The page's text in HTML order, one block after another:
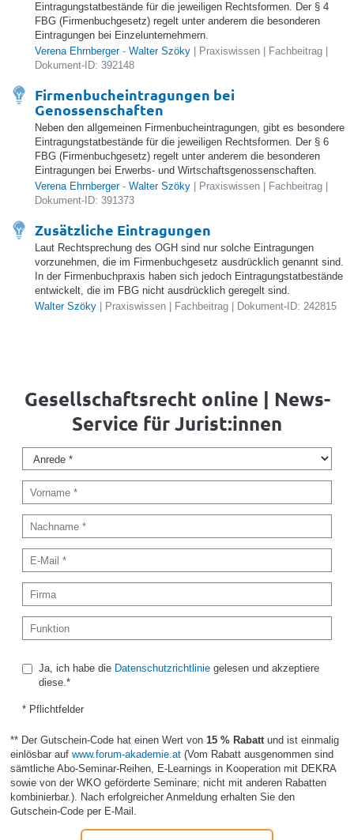
Eintragungstatbestände für die jeweiligen Rechtsformen. Der § 4
FBG (Firmenbuchgesetz) regelt unter anderem die besonderen
Eintragungen bei Einzelunternehmern.
Verena Ehrnberger-Walter Szöky | Praxiswissen | Fachbeitrag |
Dokument-ID: 392148
Firmenbucheintragungen bei
Genossenschaften
Neben den allgemeinen Firmenbucheintragungen, gibt es besondere
Eintragungstatbestände für die jeweiligen Rechtsformen. Der § 6
FBG (Firmenbuchgesetz) regelt unter anderem die besonderen
Eintragungen bei Erwerbs- und Wirtschaftsgenossenschaften.
Verena Ehrnberger-Walter Szöky | Praxiswissen | Fachbeitrag |
Dokument-ID: 391373
Zusätzliche Eintragungen
Laut Rechtsprechung des OGH sind nur solche Eintragungen
vorzunehmen, die im Firmenbuchgesetz ausdrücklich genannt sind.
In der Firmenbuchpraxis haben sich jedoch Eintragungstatbestände
entwickelt, die im FBG nicht ausdrücklich geregelt sind.
Walter Szöky | Praxiswissen | Fachbeitrag | Dokument-ID: 242815
Gesellschaftsrecht online | News-
Service für Jurist:innen
Ja, ich habe die Datenschutzrichtliniegelesen und akzeptiere
diese.*
* Pflichtfelder
** Der Gutschein-Code hat einen Wert von 15 % Rabatt und ist einmalig
einlösbar auf www.forum-akademie.at(Vom Rabatt ausgenommen sind
sämtliche Abo-Seminar-Reihen, E-Learnings in Kooperation mit DEKRA
sowie von der WKO geförderte Seminare; nicht mit anderen Rabatten
kombinierbar.). Nach erfolgreicher Anmeldung erhalten Sie den
Gutschein-Code per E-Mail.